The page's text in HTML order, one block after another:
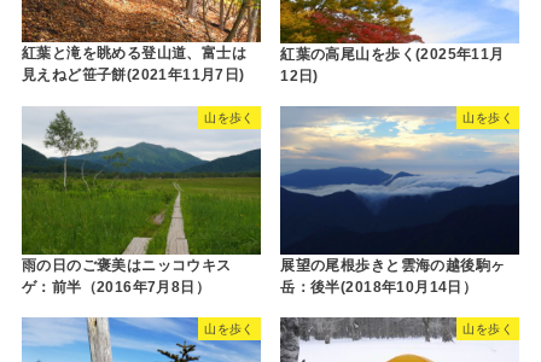
紅葉と滝を眺める登山道、富士は
見えねど笹子餅(2021年11月7日)
紅葉の高尾山を歩く(2025年11月
12日)
山を歩く
雨の日のご褒美はニッコウキス
ゲ：前半（2016年7月8日）
山を歩く
展望の尾根歩きと雲海の越後駒ヶ
岳：後半(2018年10月14日）
山を歩く 山を歩く